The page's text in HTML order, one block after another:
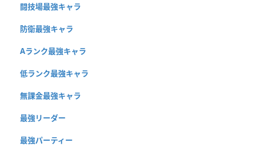
闘技場最強キャラ
防衛最強キャラ
Aランク最強キャラ
低ランク最強キャラ
無課金最強キャラ
最強リーダー
最強パーティー